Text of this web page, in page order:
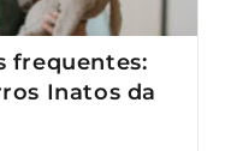
frequentes:
Inatos da